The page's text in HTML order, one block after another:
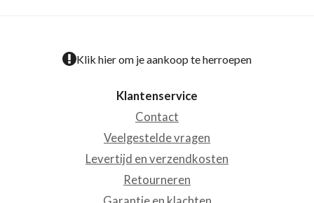
Klik hier om je aankoop te herroepen
Klantenservice
Contact
Veelgestelde vragen
Levertijd en verzendkosten
Retourneren